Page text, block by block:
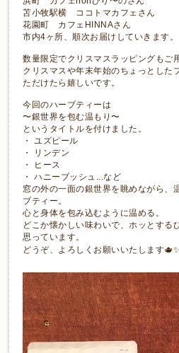
苫小牧駅横 ココトマカフェさん
花園町 カフェHINNAさん
市内4ヶ所、順次お届けしていきます。
数量限定でクリスマスラッピングもご
クリスマスや年末年始のちょっとした
ただけたら嬉しいです。
今回のハーブティーは
〜銀世界を包む温もり〜
というタイトルを付けました。
・ ユズピール
・ リンデン
・ ヒース
・ ハニーブッシュ...など
窓の外の一面の銀世界を眺めながら、
ブティー。
心と身体を包み込むように温める。
どこか懐かしい味わいで、ホッとする
思っています。
どうぞ、よろしくお願いいたします🫖✨